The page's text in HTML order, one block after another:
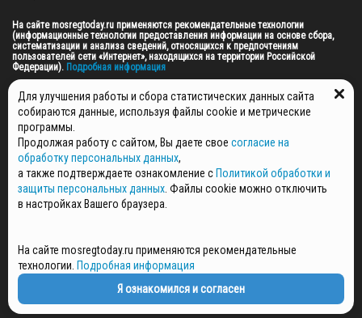
На сайте mosregtoday.ru применяются рекомендательные технологии
(информационные технологии предоставления информации на основе сбора,
систематизации и анализа сведений, относящихся к предпочтениям
пользователей сети «Интернет», находящихся на территории Российской
Федерации). Подробная информация
© 2026 ПРАВА НА ВСЕ МАТЕРИАЛЫ САЙТА ПРИНАДЛЕЖАТ ГАУ МО "ЦИФРОВЫЕ
МЕДИА" (ОГРН: 1255000059467).
ПОЛИТИКА ОБРАБОТКИ И ЗАЩИТЫ ПЕРСОНАЛЬНЫХ ДАННЫХ
НОВОСТИ
ГАЗЕТЫ
РЕКЛАМОДАТЕЛЯМ
СПЕЦПРОЕКТЫ
СТАТЬИ
ПОЛИТИКА КОНФИДЕНЦИАЛЬНОСТИ
Для улучшения работы и сбора статистических данных сайта
собираются данные, используя файлы cookie и метрические
программы.
Продолжая работу с сайтом, Вы даете свое согласие на
обработку персональных данных,
а также подтверждаете ознакомление с Политикой обработки и
защиты персональных данных . Файлы cookie можно отключить
в настройках Вашего браузера.
На сайте mosregtoday.ru применяются рекомендательные
технологии. Подробная информация
Я ознакомился и согласен